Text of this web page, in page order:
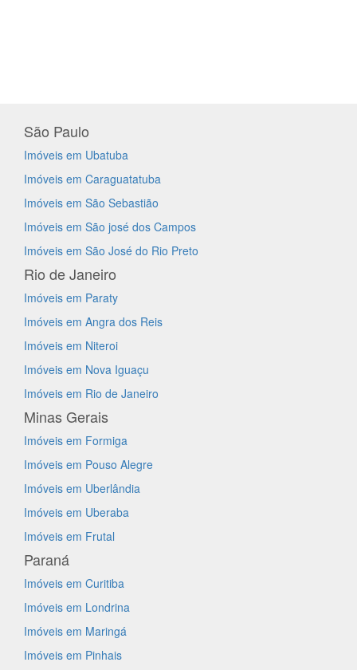
São Paulo
Imóveis em Ubatuba
Imóveis em Caraguatatuba
Imóveis em São Sebastião
Imóveis em São josé dos Campos
Imóveis em São José do Rio Preto
Rio de Janeiro
Imóveis em Paraty
Imóveis em Angra dos Reis
Imóveis em Niteroi
Imóveis em Nova Iguaçu
Imóveis em Rio de Janeiro
Minas Gerais
Imóveis em Formiga
Imóveis em Pouso Alegre
Imóveis em Uberlândia
Imóveis em Uberaba
Imóveis em Frutal
Paraná
Imóveis em Curitiba
Imóveis em Londrina
Imóveis em Maringá
Imóveis em Pinhais